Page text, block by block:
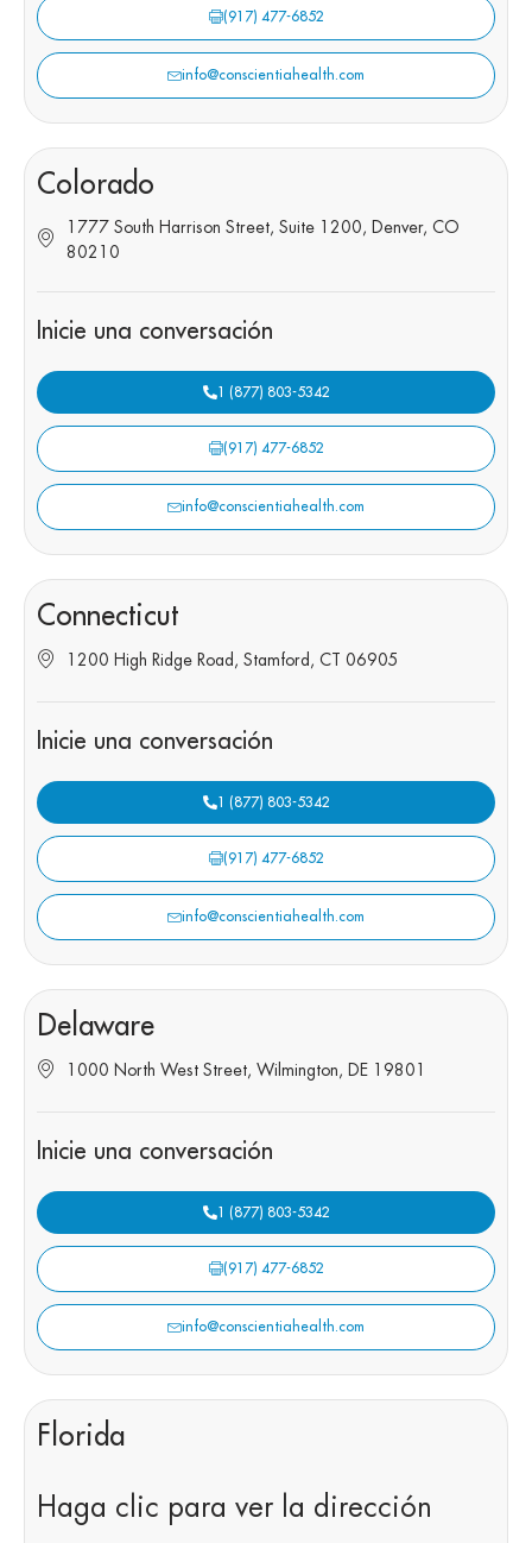
(917) 477-6852
info@conscientiahealth.com
Colorado
1777 South Harrison Street, Suite 1200, Denver, CO
80210
Inicie una conversación
1 (877) 803-5342
(917) 477-6852
info@conscientiahealth.com
Connecticut
1200 High Ridge Road, Stamford, CT 06905
Inicie una conversación
1 (877) 803-5342
(917) 477-6852
info@conscientiahealth.com
Delaware
1000 North West Street, Wilmington, DE 19801
Inicie una conversación
1 (877) 803-5342
(917) 477-6852
info@conscientiahealth.com
Florida
Haga clic para ver la dirección